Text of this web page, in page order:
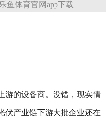
乐鱼体育官网app下载
游的设备商。没错，现实情
伏产业链下游大批企业还在